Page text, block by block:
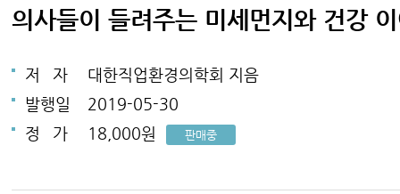
의사들이 들려주는 미세먼지와 건강
저 자
대한직업환경의학회 지음
발행일
2019-05-30
정
가 18,000원 판매중